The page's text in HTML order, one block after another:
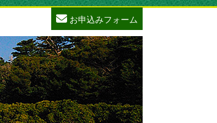
お申込みフォーム